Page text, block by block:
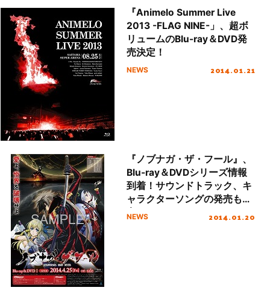
『Animelo Summer Live
2013 -FLAG NINE-」、超ボ
リュームのBlu-ray＆DVD発
売決定！
NEWS 2014.01.21
『ノブナガ・ザ・フール』、
Blu-ray＆DVDシリーズ情報
到着！サウンドトラック、キ
ャラクターソングの発売も決
定！
NEWS 2014.01.20